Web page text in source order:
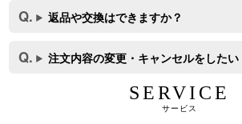
返品や交換はできますか？
注文内容の変更・キャンセルをしたい
SERVICE
サービス